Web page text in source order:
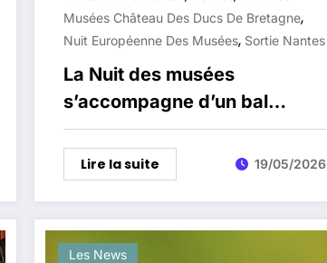
Musées Château Des Ducs De Bretagne,
Nuit Européenne Des Musées, Sortie Nantes
La Nuit des musées
s’accompagne d’un bal
brésilien au Château des
ducs de Bretagne
Lire la suite 19/05/2026
Les News